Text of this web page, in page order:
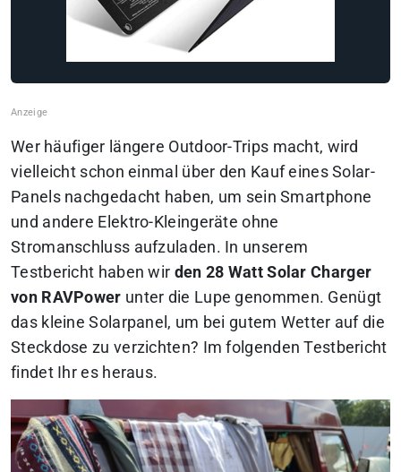
Wer häufiger längere Outdoor-Trips macht, wird
vielleicht schon einmal über den Kauf eines Solar-
Panels nachgedacht haben, um sein Smartphone
und andere Elektro-Kleingeräte ohne
Stromanschluss aufzuladen. In unserem
Testbericht haben wir den 28 Watt Solar Charger
von RAVPower unter die Lupe genommen. Genügt
das kleine Solarpanel, um bei gutem Wetter auf die
Steckdose zu verzichten? Im folgenden Testbericht
findet Ihr es heraus.